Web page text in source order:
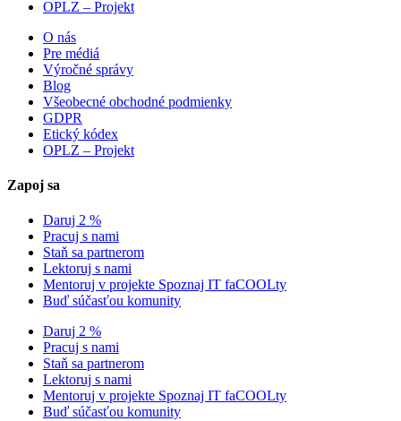
OPLZ – Projekt
O nás
Pre médiá
Výročné správy
Blog
Všeobecné obchodné podmienky
GDPR
Etický kódex
OPLZ – Projekt
Zapoj sa
Daruj 2 %
Pracuj s nami
Staň sa partnerom
Lektoruj s nami
Mentoruj v projekte Spoznaj IT faCOOLty
Buď súčasťou komunity
Daruj 2 %
Pracuj s nami
Staň sa partnerom
Lektoruj s nami
Mentoruj v projekte Spoznaj IT faCOOLty
Buď súčasťou komunity